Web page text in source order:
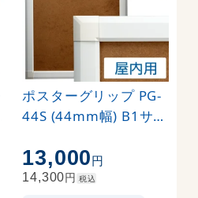
ポスターグリップ PG-
44S (44mm幅) B1サイ
ト ※吊り下げ金具・紐
別売
13,000円
14,300円 税込